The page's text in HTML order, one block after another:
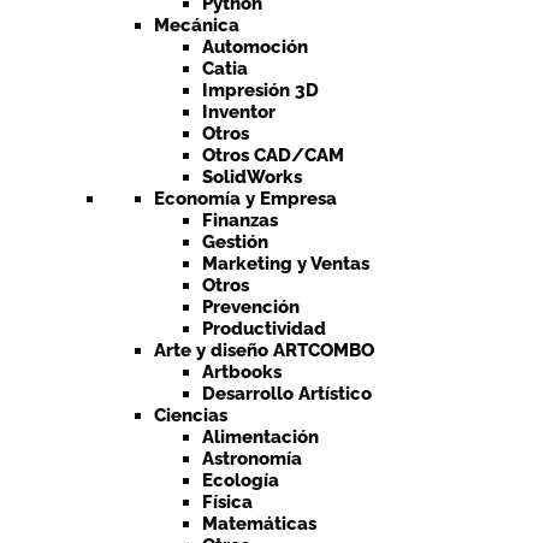
Mecánica
Automoción
Catia
Impresión 3D
Inventor
Otros
Otros CAD/CAM
SolidWorks
Economía y Empresa
Finanzas
Gestión
Marketing y Ventas
Otros
Prevención
Productividad
Arte y diseño ARTCOMBO
Artbooks
Desarrollo Artístico
Ciencias
Alimentación
Astronomía
Ecología
Física
Matemáticas